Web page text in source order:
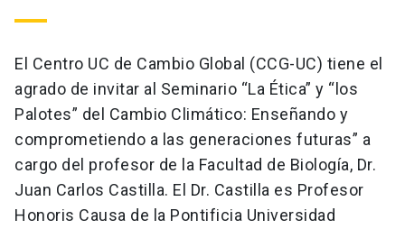
El Centro UC de Cambio Global (CCG-UC) tiene el
agrado de invitar al Seminario “La Ética” y “los
Palotes” del Cambio Climático: Enseñando y
comprometiendo a las generaciones futuras” a
cargo del profesor de la Facultad de Biología, Dr.
Juan Carlos Castilla. El Dr. Castilla es Profesor
Honoris Causa de la Pontificia Universidad